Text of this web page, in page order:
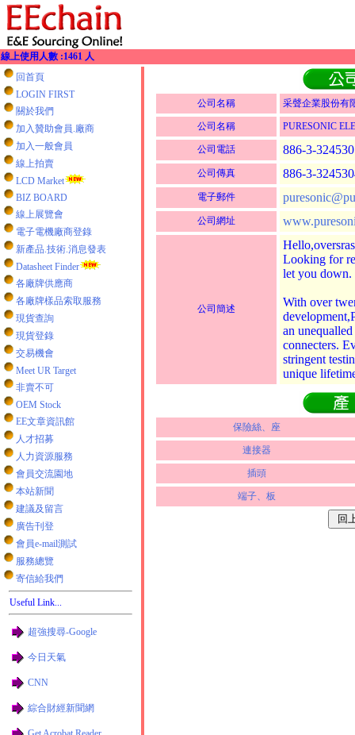
線上使用人數 :1461 人
回首頁
LOGIN FIRST
關於我們
加入贊助會員.廠商
加入一般會員
線上拍賣
LCD Market
BIZ BOARD
線上展覽會
電子電機廠商登錄
新產品.技術.消息發表
Datasheet Finder
各廠牌供應商
各廠牌樣品索取服務
現貨查詢
現貨登錄
交易機會
Meet UR Target
非賣不可
OEM Stock
EE文章資訊館
人才招募
人力資源服務
會員交流園地
本站新聞
建議及留言
廣告刊登
會員e-mail測試
服務總覽
寄信給我們
Useful Link...
超強搜尋-Google
今日天氣
CNN
綜合財經新聞網
公司名稱 采聲企業股份有
公司名稱 PURESONIC
公司電話 886-3-
公司傳真 886-3-
電子郵件
公司網址
公司簡述
Looking for
let you down.
With over
an
connecters.
stringent
unique
保險絲、座
連接器
插頭
端子、板